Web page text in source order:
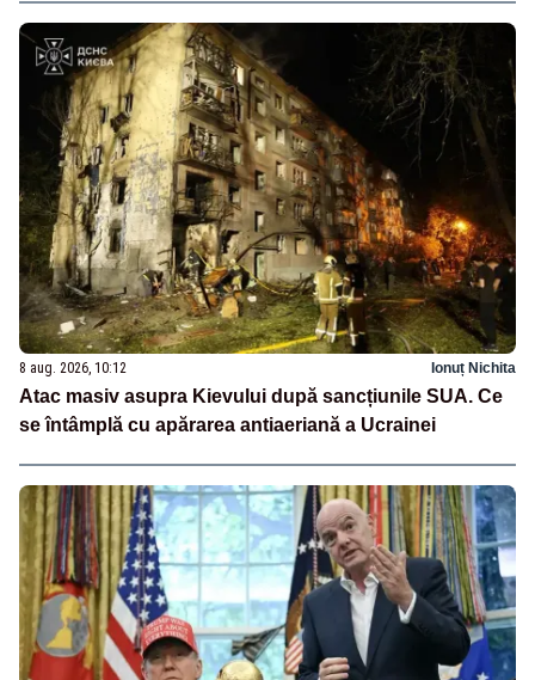
8 aug. 2026, 10:12 Ionuț Nichita
Atac masiv asupra Kievului după sancțiunile SUA. Ce
se întâmplă cu apărarea antiaeriană a Ucrainei